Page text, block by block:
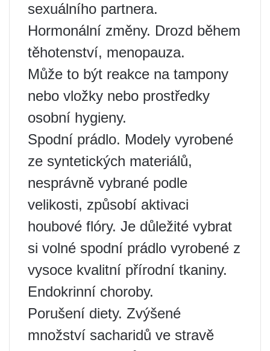
sexuálního partnera.
Hormonální změny. Drozd během
těhotenství, menopauza.
Může to být reakce na tampony
nebo vložky nebo prostředky
osobní hygieny.
Spodní prádlo. Modely vyrobené
ze syntetických materiálů,
nesprávně vybrané podle
velikosti, způsobí aktivaci
houbové flóry. Je důležité vybrat
si volné spodní prádlo vyrobené z
vysoce kvalitní přírodní tkaniny.
Endokrinní choroby.
Porušení diety. Zvýšené
množství sacharidů ve stravě